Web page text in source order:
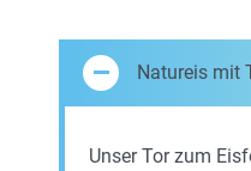
Natureis mit
Unser Tor zum